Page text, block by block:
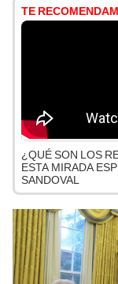
TE
¿QUÉ SON LOS
ESTA MIRADA
SANDOVAL